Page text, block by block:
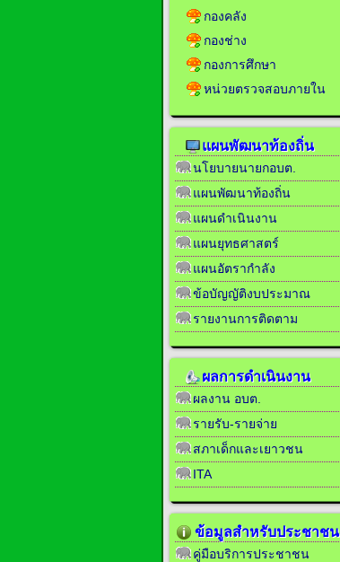
กองคลัง
กองช่าง
กองการศึกษา
หน่วยตรวจสอบภายใน
แผนพัฒนาท้องถิ่น
นโยบายนายกอบต.
แผนพัฒนาท้องถิ่น
แผนดำเนินงาน
แผนยุทธศาสตร์
แผนอัตรากำลัง
ข้อบัญญัติงบประมาณ
รายงานการติดตาม
ผลการดำเนินงาน
ผลงาน อบต.
รายรับ-รายจ่าย
สภาเด็กและเยาวชน
ITA
ข้อมูลสำหรับประชาชน
คู่มือบริการประชาชน